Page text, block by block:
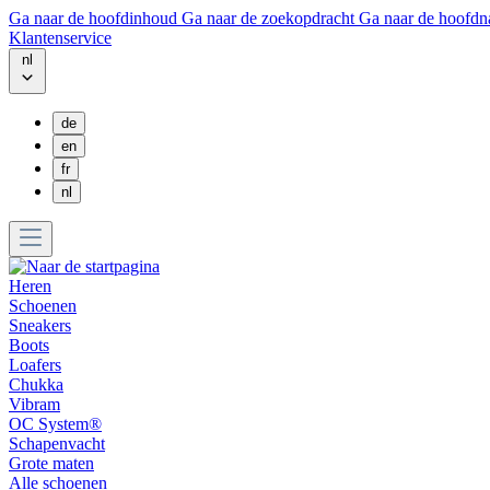
Ga naar de hoofdinhoud Ga naar de zoekopdracht Ga naar de
Klantenservice
nl
de
en
fr
nl
Heren
Schoenen
Sneakers
Boots
Loafers
Chukka
Vibram
OC System®
Schapenvacht
Grote maten
Alle schoenen